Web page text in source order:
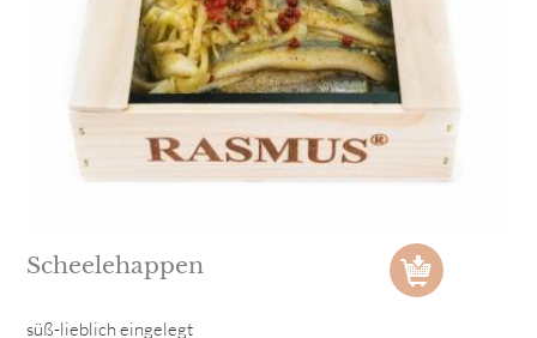
Scheelehappen
süß-lieblich eingelegt